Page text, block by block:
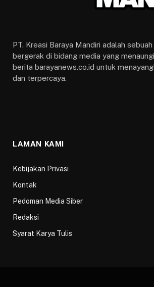
PT. Kreasi Baraya Mandiri adalah
bergerak di bidang media yang
berita barayanews.co.id untuk
dan terpercaya.
LAMAN KAMI
Kebijakan Privasi
Kontak
Pedoman Media Siber
Redaksi
Syarat Karya Tulis